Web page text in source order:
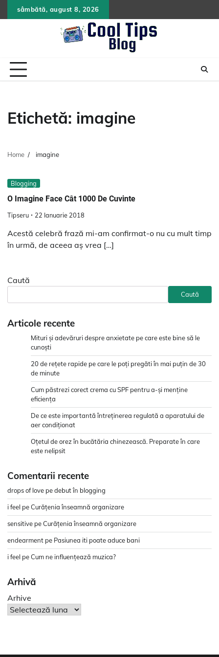
to
sâmbătă, august 8, 2026
Etichetă: imagine
Home imagine
Blogging
O Imagine Face Cât 1000 De Cuvinte
Tipseru 22 Ianuarie 2018
Acestă celebră frază mi-am confirmat-o nu cu mult timp
în urmă, de aceea aş vrea […]
Caută
Caută
Articole recente
Mituri și adevăruri despre anxietate pe care este bine să le
cunoști
20 de rețete rapide pe care le poți pregăti în mai puțin de 30
de minute
Cum păstrezi corect crema cu SPF pentru a-și menține
eficiența
De ce este importantă întreținerea regulată a aparatului de
aer condiționat
Oțetul de orez în bucătăria chinezească. Preparate în care
este nelipsit
Comentarii recente
drops of love pedebut în blogging
i feel peCurățenia înseamnă organizare
sensitive peCurățenia înseamnă organizare
endearment pe Pasiunea iti poate aduce bani
i feel peCum ne influențează muzica?
Arhivă
Arhive